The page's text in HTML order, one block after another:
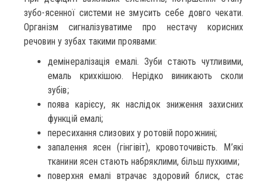
зубо-ясенної системи не змусить себе довго чекати.
Організм сигналізуватиме про нестачу корисних
речовин у зубах такими проявами:
демінералізація емалі. Зуби стають чутливими,
емаль крихкішою. Нерідко виникають сколи
зубів;
поява карієсу, як наслідок зниження захисних
функцій емалі;
пересихання слизових у ротовій порожнині;
запалення ясен (гінгівіт), кровоточивість. М’які
тканини ясен стають набряклими, більш пухкими;
поверхня емалі втрачає здоровий блиск, стає